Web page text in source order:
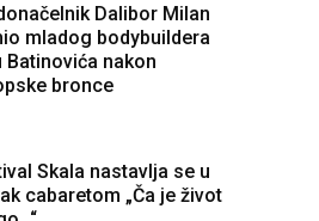
Dalibor Milan
mladog bodybuildera
Batinovića nakon
bronce
Skala nastavlja se u
cabaretom „Ča je život